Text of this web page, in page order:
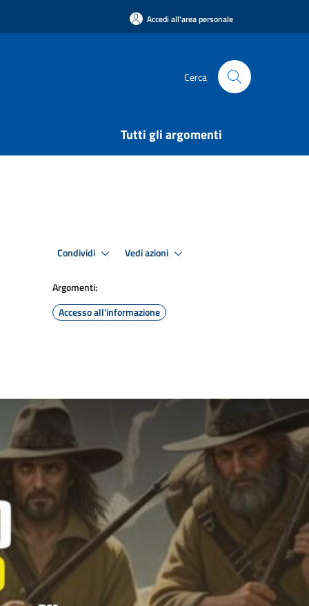
Accedi all'area personale
Cerca
Tutti gli argomenti
Condividi Vedi azioni
Argomenti:
Accesso all'informazione